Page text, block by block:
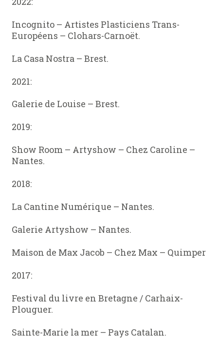
Incognito – Artistes Plasticiens Trans-
Européens – Clohars-Carnoët.
La Casa Nostra – Brest.
2021:
Galerie de Louise – Brest.
2019:
Show Room – Artyshow – Chez Caroline –
Nantes.
2018:
La Cantine Numérique – Nantes.
Galerie Artyshow – Nantes.
Maison de Max Jacob – Chez Max – Quimper
2017:
Festival du livre en Bretagne / Carhaix-
Plouguer.
Sainte-Marie la mer – Pays Catalan.